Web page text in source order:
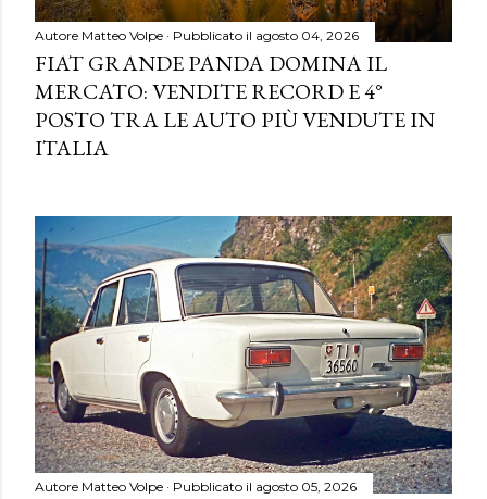
Autore Matteo Volpe Pubblicato il agosto 04, 2026
FIAT GRANDE PANDA DOMINA IL
MERCATO: VENDITE RECORD E 4°
POSTO TRA LE AUTO PIÙ VENDUTE IN
ITALIA
Autore Matteo Volpe Pubblicato il agosto 05, 2026